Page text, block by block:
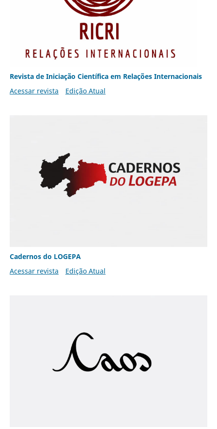
Revista de Iniciação Científica em Relações Internacionais
Acessar revista
Edição Atual
Cadernos do LOGEPA
Acessar revista
Edição Atual